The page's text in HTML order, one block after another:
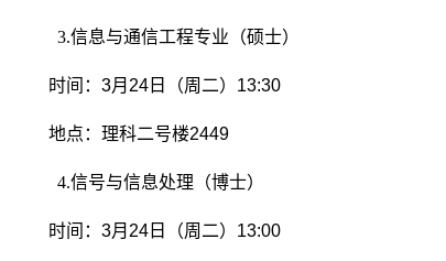
3.信息与通信工程专业（硕士）
时间： 3月 24 日（周二） 13:30
地点：理科二号楼2449
4.信号与信息处理（博士）
时间： 3月 24 日（周二） 13:00